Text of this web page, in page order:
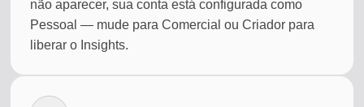
não aparecer, sua conta está configurada como
Pessoal — mude para Comercial ou Criador para
liberar o Insights.